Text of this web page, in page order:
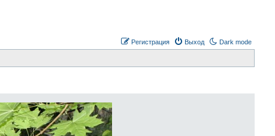
Dark mode
Выход
Регистрация